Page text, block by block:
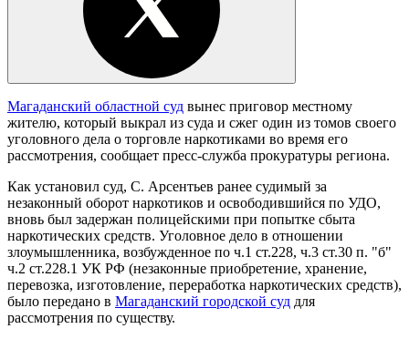
Магаданский областной суд вынес приговор местному
жителю, который выкрал из суда и сжег один из томов своего
уголовного дела о торговле наркотиками во время его
рассмотрения, сообщает пресс-служба прокуратуры региона.
Как установил суд, С. Арсентьев ранее судимый за
незаконный оборот наркотиков и освободившийся по УДО,
вновь был задержан полицейскими при попытке сбыта
наркотических средств. Уголовное дело в отношении
злоумышленника, возбужденное по ч.1 ст.228, ч.3 ст.30 п. "б"
ч.2 ст.228.1 УК РФ (незаконные приобретение, хранение,
перевозка, изготовление, переработка наркотических средств),
было передано в Магаданский городской суд для
рассмотрения по существу.